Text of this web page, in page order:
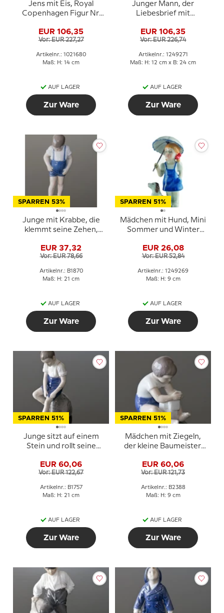
Jens mit Eis, Royal
Copenhagen Figur Nr.
EUR 106,35
Vor: EUR 227,27
Artikelnr.: 1021680
Maß: H: 14 cm
AUF LAGER
Zur Ware
Junger Mann, der
Liebesbrief mit
schreibt, Royal
Copenhagen Figur Nr.
271
EUR 106,35
Vor: EUR 226,74
Artikelnr.: 1249271
Maß: H: 12 cm x B: 24 cm
AUF LAGER
Zur Ware
SPARREN 53%
Junge mit Krabbe, die
klemmt seine Zehen,
Nr. 1870
EUR 37,32
Vor: EUR 78,66
Artikelnr.: B1870
Maß: H: 21 cm
AUF LAGER
Zur Ware
SPARREN 51%
Mädchen mit Hund, Mini
Sommer und Winter
Copenhagen Figur Nr.
269
EUR 26,08
Vor: EUR 52,84
Artikelnr.: 1249269
Maß: H: 9 cm
AUF LAGER
Zur Ware
SPARREN 51%
Junge sitzt auf einem
Stein und rollt seine
Gröndahl Figur Nr. 1757
EUR 60,06
Vor: EUR 122,67
Artikelnr.: B1757
Maß: H: 21 cm
AUF LAGER
Zur Ware
SPARREN 51%
Mädchen mit Ziegeln,
der kleine Baumeister,
Nr. 2388
EUR 60,06
Vor: EUR 121,73
Artikelnr.: B2388
Maß: H: 9 cm
AUF LAGER
Zur Ware